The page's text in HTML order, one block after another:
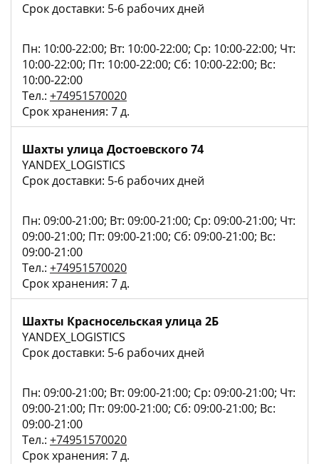
Срок доставки: 5-6 рабочих дней
Пн: 10:00-22:00; Вт: 10:00-22:00; Ср: 10:00-22:00; Чт:
10:00-22:00; Пт: 10:00-22:00; Сб: 10:00-22:00; Вс:
10:00-22:00
Тел.: +74951570020
Срок хранения: 7 д.
Шахты улица Достоевского 74
YANDEX_LOGISTICS
Срок доставки: 5-6 рабочих дней
Пн: 09:00-21:00; Вт: 09:00-21:00; Ср: 09:00-21:00; Чт:
09:00-21:00; Пт: 09:00-21:00; Сб: 09:00-21:00; Вс:
09:00-21:00
Тел.: +74951570020
Срок хранения: 7 д.
Шахты Красносельская улица 2Б
YANDEX_LOGISTICS
Срок доставки: 5-6 рабочих дней
Пн: 09:00-21:00; Вт: 09:00-21:00; Ср: 09:00-21:00; Чт:
09:00-21:00; Пт: 09:00-21:00; Сб: 09:00-21:00; Вс:
09:00-21:00
Тел.: +74951570020
Срок хранения: 7 д.